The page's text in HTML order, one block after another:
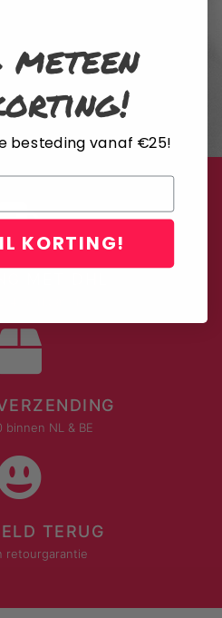
geef ik toestemming voor de daarin
verwerking van gegevens. Afmelden
link onderaan elke nieuwsbrief of door
met onze klantenservice.
binnen NL & BE
TERUG
retourgarantie
besteding vanaf €25!
KORTING!